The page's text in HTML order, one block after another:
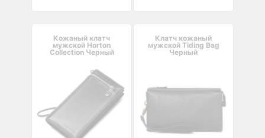
Кожаный клатч
мужской Horton
Collection Черный
Клатч кожаный
мужской Tiding Bag
Черный